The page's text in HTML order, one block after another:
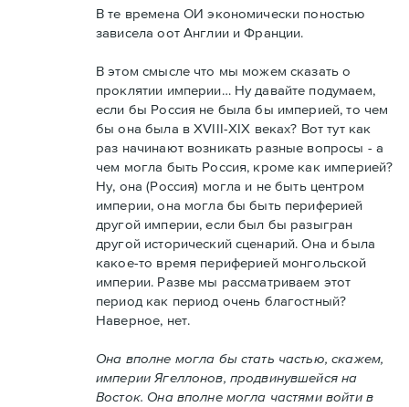
В те времена ОИ экономически поностью
зависела оот Англии и Франции.
В этом смысле что мы можем сказать о
проклятии империи… Ну давайте подумаем,
если бы Россия не была бы империей, то чем
бы она была в XVIII-XIX веках? Вот тут как
раз начинают возникать разные вопросы - а
чем могла быть Россия, кроме как империей?
Ну, она (Россия) могла и не быть центром
империи, она могла бы быть периферией
другой империи, если был бы разыгран
другой исторический сценарий. Она и была
какое-то время периферией монгольской
империи. Разве мы рассматриваем этот
период как период очень благостный?
Наверное, нет.
Она вполне могла бы стать частью, скажем,
империи Ягеллонов, продвинувшейся на
Восток. Она вполне могла частями войти в